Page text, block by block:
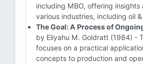
including MBO, offering
various industries, including oil
The Goal: A Process of
by Eliyahu M. Goldratt (1984) -
focuses on a practical
concepts to production and